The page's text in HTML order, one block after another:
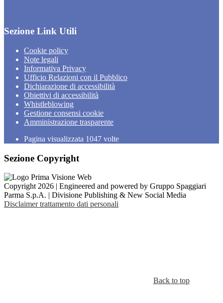
Sezione Link Utili
Cookie policy
Note legali
Informativa Privacy
Ufficio Relazioni con il Pubblico
Dichiarazione di accessibilità
Obiettivi di accessibilità
Whistleblowing
Gestione consensi cookie
Amministrazione trasparente
Pagina visualizzata 1047 volte
Sezione Copyright
Copyright 2026 | Engineered and powered by Gruppo Spaggiari
Parma S.p.A. | Divisione Publishing & New Social Media
Disclaimer trattamento dati personali
Back to top